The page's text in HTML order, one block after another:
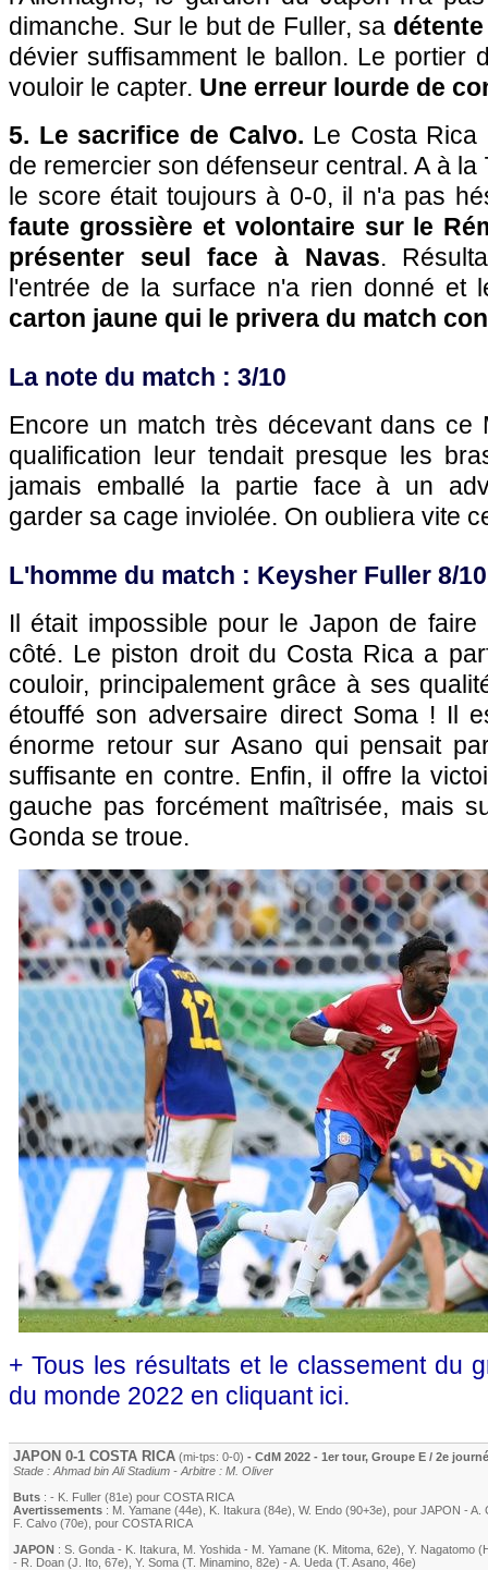
dimanche. Sur le but de Fuller, sa
dévier suffisamment le ballon. Le portier
vouloir le capter. Une erreur lourde de
5. Le sacrifice de Calvo. Le Costa
de remercier son défenseur central. A à la
le score était toujours à 0-0, il n'a pas
faute grossière et volontaire sur le
présenter seul face à Navas.
l'entrée de la surface n'a rien donné et
carton jaune qui le privera du match
La note du match : 3/10
Encore un match très décevant dans ce
qualification leur tendait presque les
jamais emballé la partie face à un
garder sa cage inviolée. On oubliera vite
L'homme du match : Keysher Fuller 8/10
Il était impossible pour le Japon de
côté. Le piston droit du Costa Rica a
couloir, principalement grâce à ses
étouffé son adversaire direct Soma ! Il
énorme retour sur Asano qui pensait
suffisante en contre. Enfin, il offre la
gauche pas forcément maîtrisée, mais
Gonda se troue.
+ Tous les résultats et le classement du
du monde 2022 en cliquant ici.
JAPON 0-1 COSTA RICA (mi-tps: 0-0) - CdM 2022 - 1er tour, Groupe E / 2e
Stade : Ahmad bin Ali Stadium - Arbitre : M. Oliver
Buts : - K. Fuller (81e) pour COSTA RICA
Avertissements : M. Yamane (44e) K. Itakura (84e) W. Endo (90+3e) , pour JAPON - A.
F. Calvo (70e) , pour COSTA RICA
JAPON : S. Gonda - K. Itakura M. Yoshida - M. Yamane (K. Mitoma , 62e) Y. Nagatomo (
- R. Doan (J. Ito , 67e) Y. Soma (T. Minamino , 82e) - A. Ueda (T. Asano , 46e)